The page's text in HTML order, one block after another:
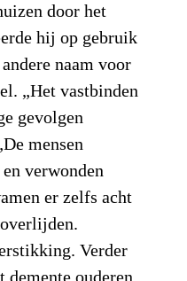
door het
hij op gebruik
naam voor
„Het vastbinden
gevolgen
mensen
verwonden
er zelfs acht
Verder